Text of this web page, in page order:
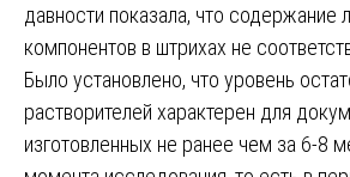
давности показала, что содержание
компонентов в штрихах не
Было установлено, что уровень
растворителей характерен для
изготовленных не ранее чем за 6-8